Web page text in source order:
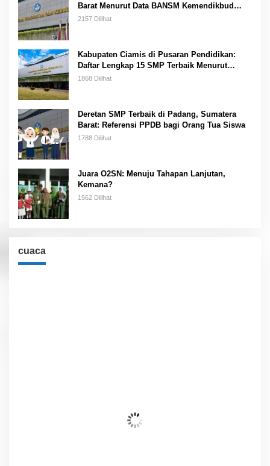
Barat Menurut Data BANSM Kemendikbud
2023
2157 Dilihat
Kabupaten Ciamis di Pusaran Pendidikan:
Daftar Lengkap 15 SMP Terbaik Menurut
Kemendikbud
1868 Dilihat
Deretan SMP Terbaik di Padang, Sumatera
Barat: Referensi PPDB bagi Orang Tua Siswa
1788 Dilihat
Juara O2SN: Menuju Tahapan Lanjutan,
Kemana?
1562 Dilihat
cuaca